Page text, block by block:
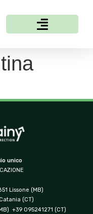
unico
Lissone (MB)
(CT)
+39 095241271 (CT)